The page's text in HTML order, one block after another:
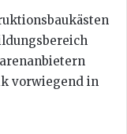
vorwiegend in